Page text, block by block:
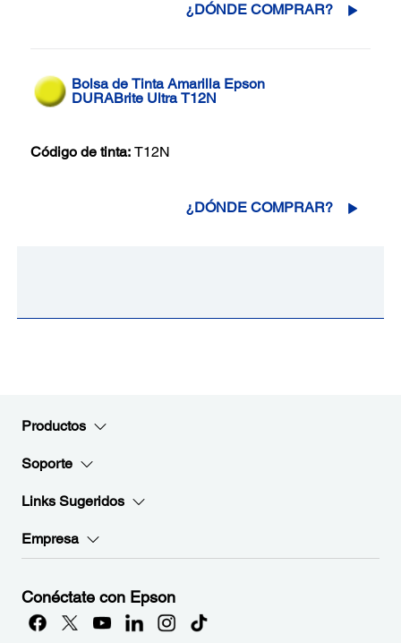
¿DÓNDE COMPRAR?
Bolsa de Tinta Amarilla Epson
DURABrite Ultra T12N
Código de tinta: T12N
¿DÓNDE COMPRAR?
Productos
Soporte
Links Sugeridos
Empresa
Conéctate con Epson